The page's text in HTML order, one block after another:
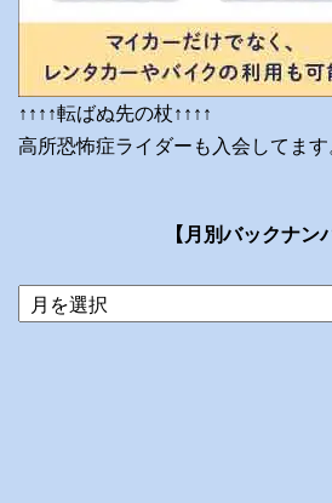
↑↑↑↑転ばぬ先の杖↑↑↑↑
高所恐怖症ライダーも入会してます
【月別バックナン
当
ブ